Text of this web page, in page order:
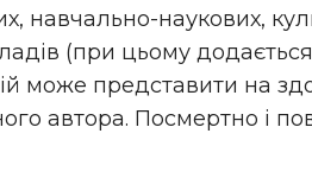
навчально-наукових,
(при цьому
може представити на
автора. Посмертно і